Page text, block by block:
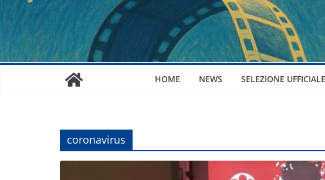
HOME NEWS SELEZIONE UFFICIALE
coronavirus